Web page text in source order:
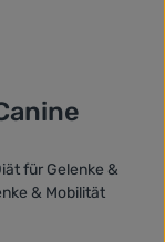
für Gelenke &
& Mobilität